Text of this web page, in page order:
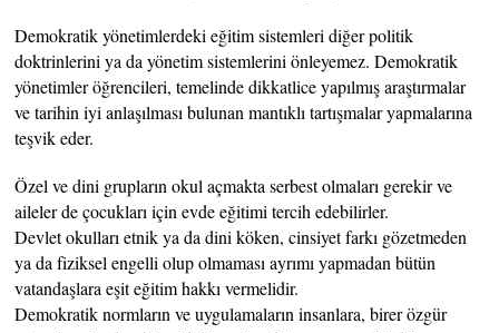
Demokratik yönetimlerdeki eğitim sistemleri diğer politik
doktrinlerini ya da yönetim sistemlerini önleyemez. Demokratik
yönetimler öğrencileri, temelinde dikkatlice yapılmış araştırmalar
ve tarihin iyi anlaşılması bulunan mantıklı tartışmalar yapmalarına
teşvik eder.
Özel ve dini grupların okul açmakta serbest olmaları gerekir ve
aileler de çocukları için evde eğitimi tercih edebilirler.
Devlet okulları etnik ya da dini köken, cinsiyet farkı gözetmeden
ya da fiziksel engelli olup olmaması ayrımı yapmadan bütün
vatandaşlara eşit eğitim hakkı vermelidir.
Demokratik normların ve uygulamaların insanlara, birer özgür